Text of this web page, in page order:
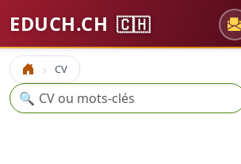
EDUCH.CH 🇨🇭
Accueil CV
Recherche
🔍